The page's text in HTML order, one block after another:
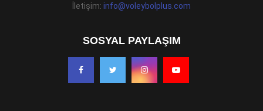
İletişim: info@voleybolplus.com
SOSYAL PAYLAŞIM